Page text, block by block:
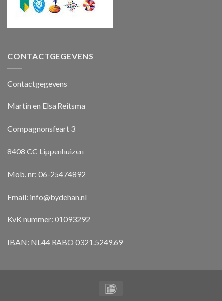
CONTACTGEGEVENS
Contactgegevens
Martin en Elsa Reitsma
Compagnonsfeart 3
8408 CC Lippenhuizen
Mob. nr: 06-25474892
Email: info@bydehan.nl
KvK nummer: 01093292
IBAN: NL44 RABO 0321.5249.69